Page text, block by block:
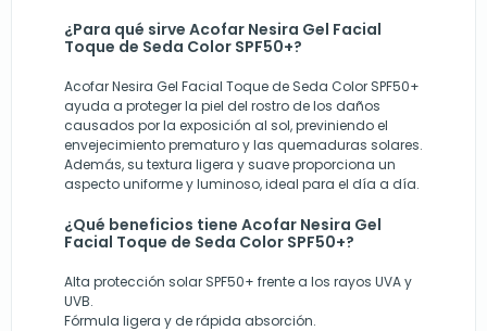
¿Para qué sirve Acofar Nesira Gel Facial
Toque de Seda Color SPF50+?
Acofar Nesira Gel Facial Toque de Seda Color SPF50+
ayuda a proteger la piel del rostro de los daños
causados por la exposición al sol, previniendo el
envejecimiento prematuro y las quemaduras solares.
Además, su textura ligera y suave proporciona un
aspecto uniforme y luminoso, ideal para el día a día.
¿Qué beneficios tiene Acofar Nesira Gel
Facial Toque de Seda Color SPF50+?
Alta protección solar SPF50+ frente a los rayos UVA y
UVB.
Fórmula ligera y de rápida absorción.